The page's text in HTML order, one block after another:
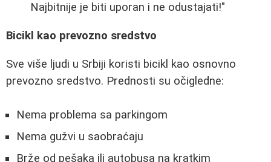
Najbitnije je biti uporan i ne odustajati!"
Bicikl kao prevozno sredstvo
Sve više ljudi u Srbiji koristi bicikl kao osnovno
prevozno sredstvo. Prednosti su očigledne:
Nema problema sa parkingom
Nema gužvi u saobraćaju
Brže od pešaka ili autobusa na kratkim